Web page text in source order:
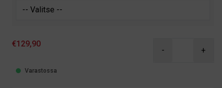
€129,90
- +
Varastossa